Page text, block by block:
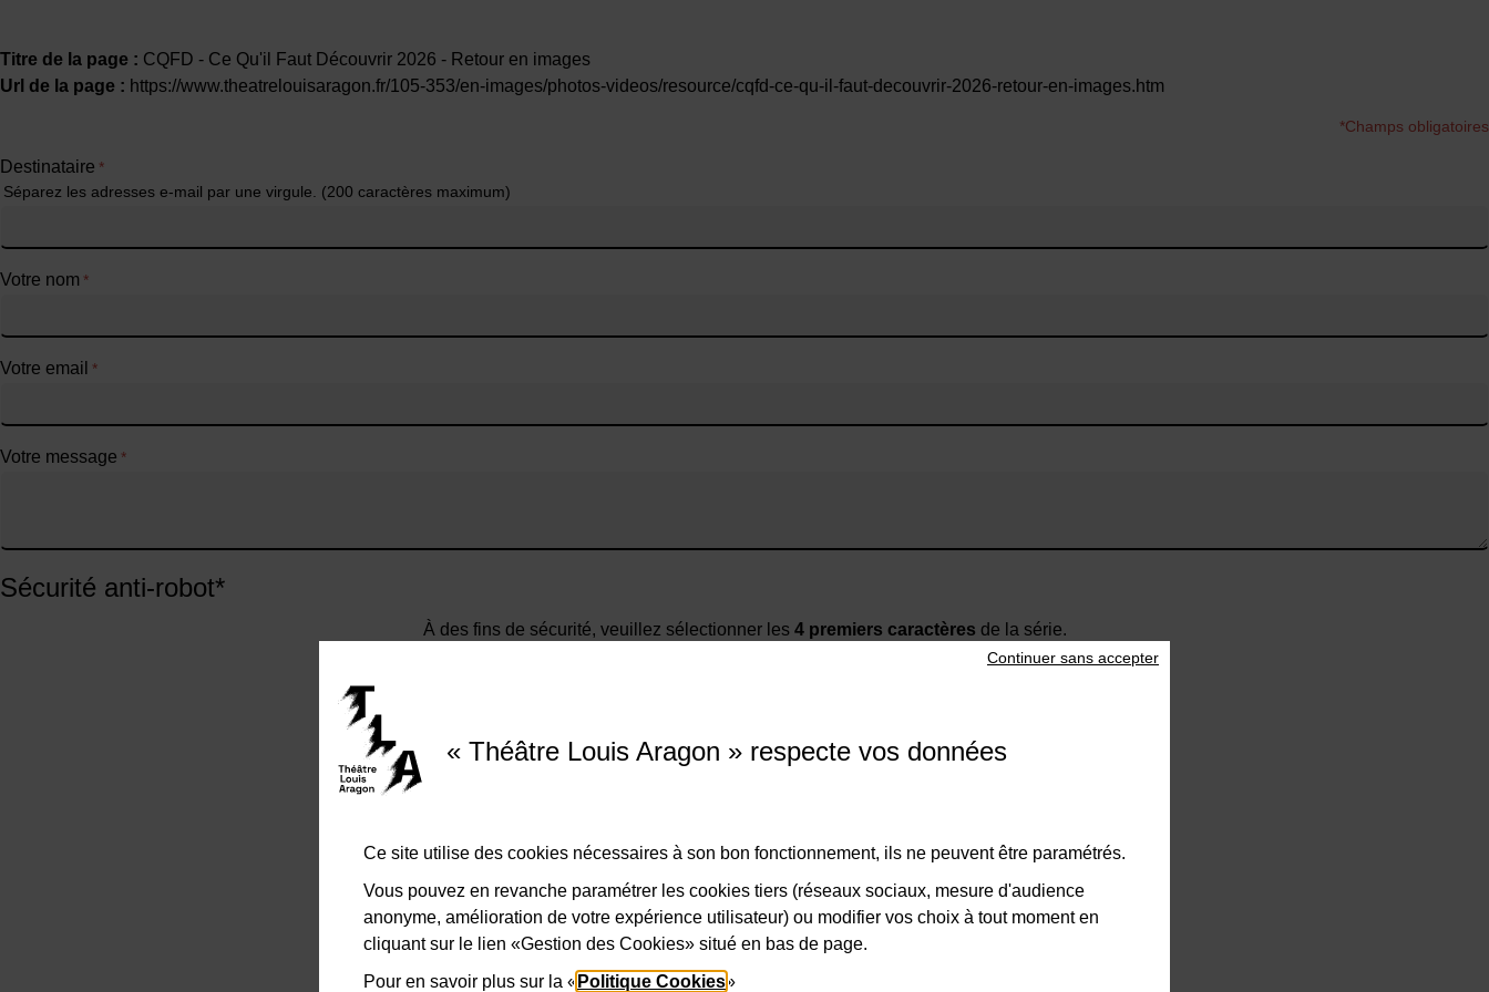
« Théâtre Louis Aragon » respecte vos données
Ce site utilise des cookies nécessaires à son bon fonctionnement, ils ne peuvent être paramétrés.
Vous pouvez en revanche paramétrer les cookies tiers (réseaux sociaux, mesure d'audience
anonyme, amélioration de votre expérience utilisateur) ou modifier vos choix à tout moment en
cliquant sur le lien «Gestion des Cookies» situé en bas de page.
Pour en savoir plus sur la « Politique Cookies»
Continuer sans accepter
Titre de la page : CQFD - Ce Qu'il Faut Découvrir 2026 - Retour en images
Url de la page : https://www.theatrelouisaragon.fr/105-353/en-images/photos-videos/resource/cqfd-ce-qu-il-faut-decouvrir-2026-retour-en-images.htm
*Champs obligatoires
Destinataire *
Séparez les adresses e-mail par une virgule. (200 caractères maximum)
Votre nom *
Votre email *
Votre message *
Sécurité anti-robot*
À des fins de sécurité, veuillez sélectionner les 4 premiers caractères de la série.